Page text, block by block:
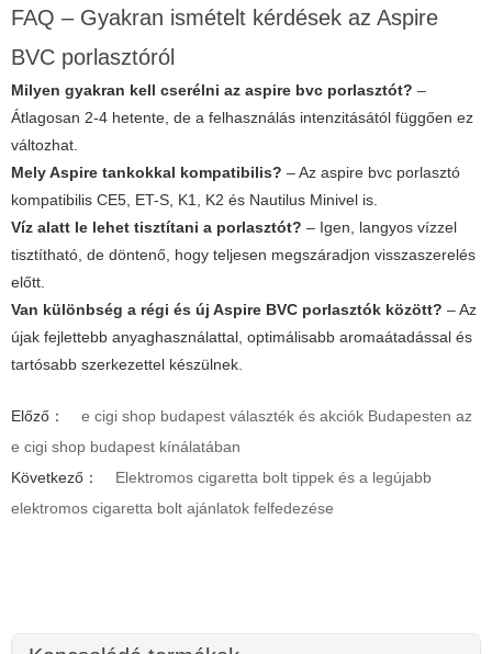
FAQ – Gyakran ismételt kérdések az Aspire
BVC porlasztóról
Milyen gyakran kell cserélni az aspire bvc porlasztót? –
Átlagosan 2-4 hetente, de a felhasználás intenzitásától függően ez
változhat.
Mely Aspire tankokkal kompatibilis? – Az aspire bvc porlasztó
kompatibilis CE5, ET-S, K1, K2 és Nautilus Minivel is.
Víz alatt le lehet tisztítani a porlasztót? – Igen, langyos vízzel
tisztítható, de döntenő, hogy teljesen megszáradjon visszaszerelés
előtt.
Van különbség a régi és új Aspire BVC porlasztók között? – Az
újak fejlettebb anyaghasználattal, optimálisabb aromaátadással és
tartósabb szerkezettel készülnek.
Előző：
e cigi shop budapest választék és akciók Budapesten az
e cigi shop budapest kínálatában
Következő：
Elektromos cigaretta bolt tippek és a legújabb
elektromos cigaretta bolt ajánlatok felfedezése